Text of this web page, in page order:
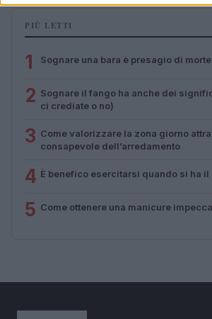
PIÙ LETTI
1 Sognare una bara è presagio di
2 Sognare il fango ha anche dei
ci crediate o no)
3 Come valorizzare la zona giorno
consapevole dell’arredamento
4 È benefico esercitarsi quando si ha il
5 Come ottenere una manicure